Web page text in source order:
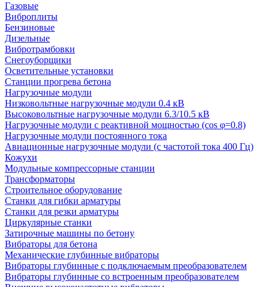
Газовые
Виброплиты
Бензиновые
Дизельные
Вибротрамбовки
Снегоуборщики
Осветительные установки
Станции прогрева бетона
Нагрузочные модули
Низковольтные нагрузочные модули 0.4 кВ
Высоковольтные нагрузочные модули 6.3/10.5 кВ
Нагрузочные модули с реактивной мощностью (cos φ=0.8)
Нагрузочные модули постоянного тока
Авиационные нагрузочные модули (с частотой тока 400 Гц)
Кожухи
Модульные компрессорные станции
Трансформаторы
Строительное оборудование
Станки для гибки арматуры
Станки для резки арматуры
Циркулярные станки
Затирочные машины по бетону
Вибраторы для бетона
Механические глубинные вибраторы
Вибраторы глубинные с подключаемым преобразователем
Вибраторы глубинные со встроенным преобразователем